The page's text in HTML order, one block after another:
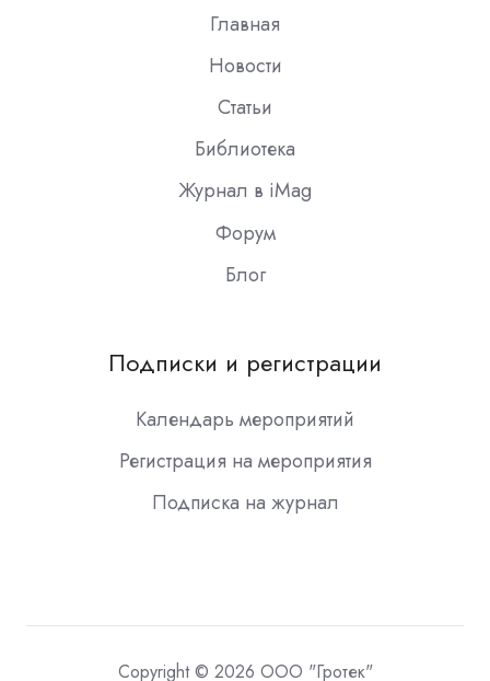
Главная
Новости
Статьи
Библиотека
Журнал в iMag
Форум
Блог
Подписки и регистрации
Календарь мероприятий
Регистрация на мероприятия
Подписка на журнал
Copyright © 2026 ООО "Гротек"